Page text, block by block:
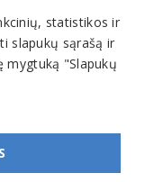
2023-04-27)
statistikos ir
slapukų sąrašą ir
mygtuką "Slapukų